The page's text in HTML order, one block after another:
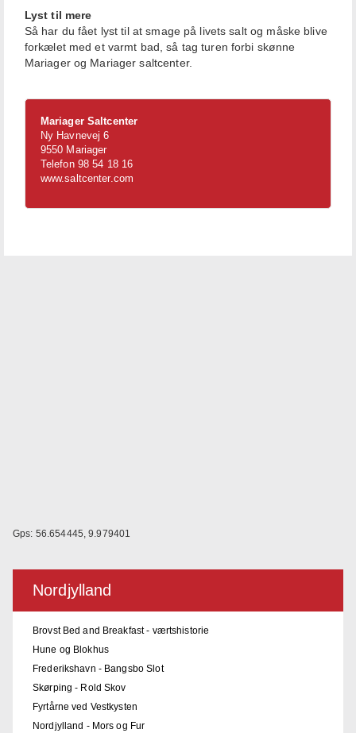
Lyst til mere
Så har du fået lyst til at smage på livets salt og måske blive
forkælet med et varmt bad, så tag turen forbi skønne
Mariager og Mariager saltcenter.
Mariager Saltcenter
Ny Havnevej 6
9550 Mariager
Telefon 98 54 18 16
www.saltcenter.com
Gps: 56.654445, 9.979401
Nordjylland
Brovst Bed and Breakfast - værtshistorie
Hune og Blokhus
Frederikshavn - Bangsbo Slot
Skørping - Rold Skov
Fyrtårne ved Vestkysten
Nordjylland - Mors og Fur